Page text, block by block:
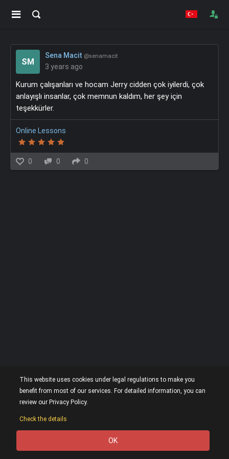
SM
Sena Macit @senamacit
3 years ago
Kurum çalışanları ve hocam Jerry cidden çok iyilerdi, çok
anlayışlı insanlar, çok memnun kaldım, her şey için
teşekkürler.
Online Lessons
0 0 0
This website uses cookies under legal regulations to make you
benefit from most of our services. For detailed information, you can
review our Privacy Policy.
Check the details
OK